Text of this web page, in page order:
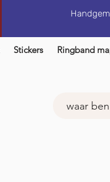
Stickers Ringband